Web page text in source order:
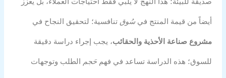
أيضاً من قيمة المنتج في سُوق تنافسية؛ لتحقيق النجاح في
مشروع صناعة الأحذية والحقائب، يجب إجراء دراسة دقيقة
للسوق؛ هذه الدراسة تساعد في فهم حَجم الطلب وتوجهات